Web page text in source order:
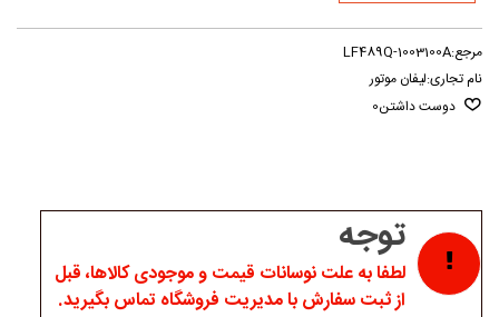
مرجع:LF489Q-1003100A
نام تجاری:لیفان موتور
دوست داشتن0
توجه
لطفا به علت نوسانات قیمت و موجودی کالاها، قبل
از ثبت سفارش با مدیریت فروشگاه تماس بگیرید.